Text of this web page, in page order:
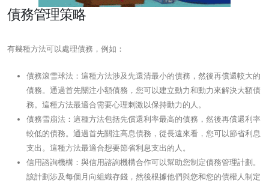
債務管理策略
有幾種方法可以處理債務，例如：
債務滾雪球法：這種方法涉及先還清最小的債務，然後再償還較大的
債務。通過首先關注小額債務，您可以建立動力和動力來解決大額債
務。這種方法最適合需​​要心理刺激以保持動力的人。
債務雪崩法：這種方法包括先償還利率最高的債務，然後再償還利率
較低的債務。通過首先關注高息債務，從長遠來看，您可以節省利息
支出。這種方法最適合想要節省利息支出的人。
信用諮詢機構：與信用諮詢機構合作可以幫助您制定債務管理計劃。
該計劃涉及每個月向組織存錢，然後根據他們與您和您的債權人制定